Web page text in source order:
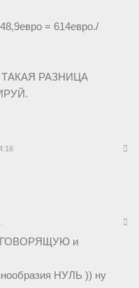
= 614евро./
ТАКАЯ РАЗНИЦА
ГОВОРЯЩУЮ и
НУЛЬ )) ну